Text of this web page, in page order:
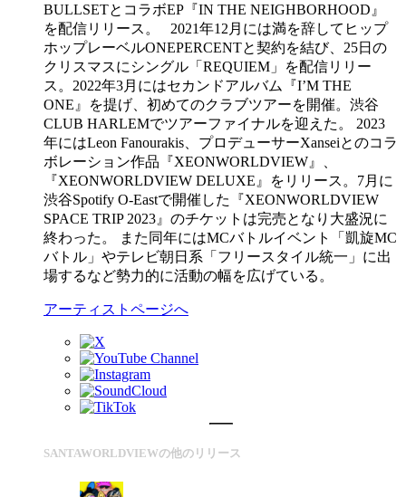
BULLSETとコラボEP『IN THE NEIGHBORHOOD』
を配信リリース。 2021年12月には満を辞してヒップ
ホップレーベルONEPERCENTと契約を結び、25日の
クリスマスにシングル「REQUIEM」を配信リリー
ス。2022年3月にはセカンドアルバム『I’M THE
ONE』を提げ、初めてのクラブツアーを開催。渋谷
CLUB HARLEMでツアーファイナルを迎えた。 2023
年にはLeon Fanourakis、プロデューサーXanseiとのコラ
ボレーション作品『XEONWORLDVIEW』、
『XEONWORLDVIEW DELUXE』をリリース。7月に
渋谷Spotify O-Eastで開催した『XEONWORLDVIEW
SPACE TRIP 2023』のチケットは完売となり大盛況に
終わった。 また同年にはMCバトルイベント「凱旋MC
バトル」やテレビ朝日系「フリースタイル統一」に出
場するなど勢力的に活動の幅を広げている。
アーティストページへ
SANTAWORLDVIEWの他のリリース